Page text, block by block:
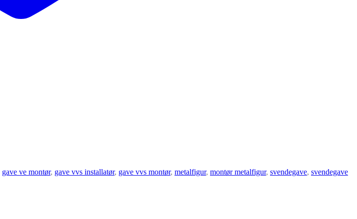
gave ve montør, gave vvs installatør, gave vvs montør, metalfigur, montør metalfigur, svendegave, svendegave